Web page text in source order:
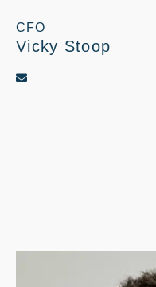
CFO
Vicky Stoop